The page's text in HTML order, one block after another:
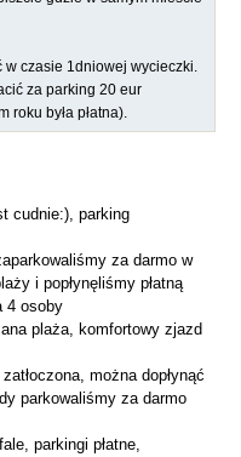
czasie 1dniowej wycieczki.
za parking 20 eur
roku była płatna).
cudnie:), parking
za darmo w
i popłynęliśmy płatną
4 osoby
plaża, komfortowy zjazd
można dopłynąć
parkowaliśmy za darmo
parkingi płatne,